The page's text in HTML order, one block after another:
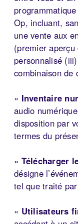
Op, incluant,
une vente aux
(premier
personnalisé
combinaison de
« Inventaire
audio
disposition par
termes du
« Télécharger
désigne
tel que traité
« Utilisateurs